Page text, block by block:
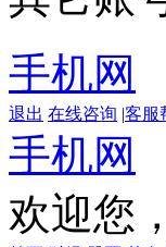
手机网
退出 在线咨询 |客服
手机网
欢迎您，